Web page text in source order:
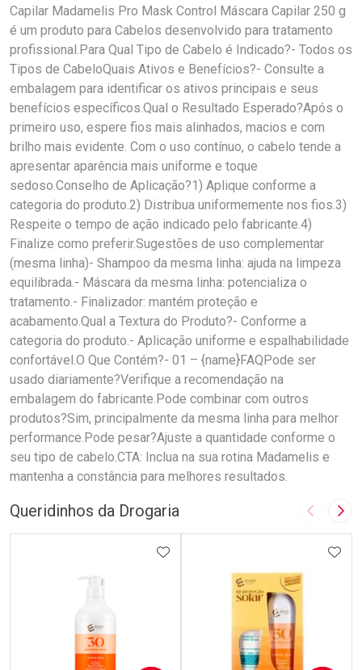
Capilar Madamelis Pro Mask Control Máscara Capilar 250 g
é um produto para Cabelos desenvolvido para tratamento
profissional.Para Qual Tipo de Cabelo é Indicado?- Todos os
Tipos de CabeloQuais Ativos e Benefícios?- Consulte a
embalagem para identificar os ativos principais e seus
benefícios específicos.Qual o Resultado Esperado?Após o
primeiro uso, espere fios mais alinhados, macios e com
brilho mais evidente. Com o uso contínuo, o cabelo tende a
apresentar aparência mais uniforme e toque
sedoso.Conselho de Aplicação?1) Aplique conforme a
categoria do produto.2) Distribua uniformemente nos fios.3)
Respeite o tempo de ação indicado pelo fabricante.4)
Finalize como preferir.Sugestões de uso complementar
(mesma linha)- Shampoo da mesma linha: ajuda na limpeza
equilibrada.- Máscara da mesma linha: potencializa o
tratamento.- Finalizador: mantém proteção e
acabamento.Qual a Textura do Produto?- Conforme a
categoria do produto.- Aplicação uniforme e espalhabilidade
confortável.O Que Contém?- 01 – {name}FAQPode ser
usado diariamente?Verifique a recomendação na
embalagem do fabricante.Pode combinar com outros
produtos?Sim, principalmente da mesma linha para melhor
performance.Pode pesar?Ajuste a quantidade conforme o
seu tipo de cabelo.CTA: Inclua na sua rotina Madamelis e
mantenha a constância para melhores resultados.
Queridinhos da Drogaria Imagem
ADICIONAR AOS FAVORITOS